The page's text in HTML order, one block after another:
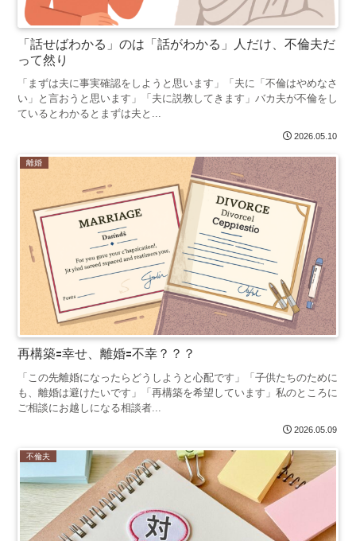
「話せばわかる」のは「話がわかる」人だけ、不倫夫だ
って然り
「まずは夫に事実確認をしようと思います」「夫に「不倫はやめなさ
い」と言おうと思います」「夫に説教してきます」バカ夫が不倫をし
ているとわかるとまずは夫と...
2026.05.10
離婚
再構築🟰幸せ、離婚🟰不幸？？？
「この先離婚になったらどうしようと心配です」「子供たちのために
も、離婚は避けたいです」「再構築を希望しています」私のところに
ご相談にお越しになる相談者...
2026.05.09
不倫夫